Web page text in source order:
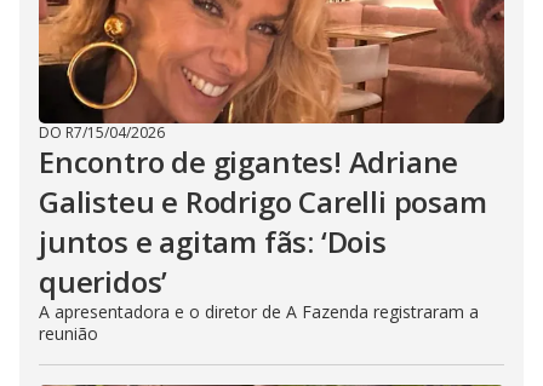
DO R7/15/04/2026
Encontro de gigantes! Adriane
Galisteu e Rodrigo Carelli posam
juntos e agitam fãs: ‘Dois
queridos’
A apresentadora e o diretor de A Fazenda registraram a
reunião